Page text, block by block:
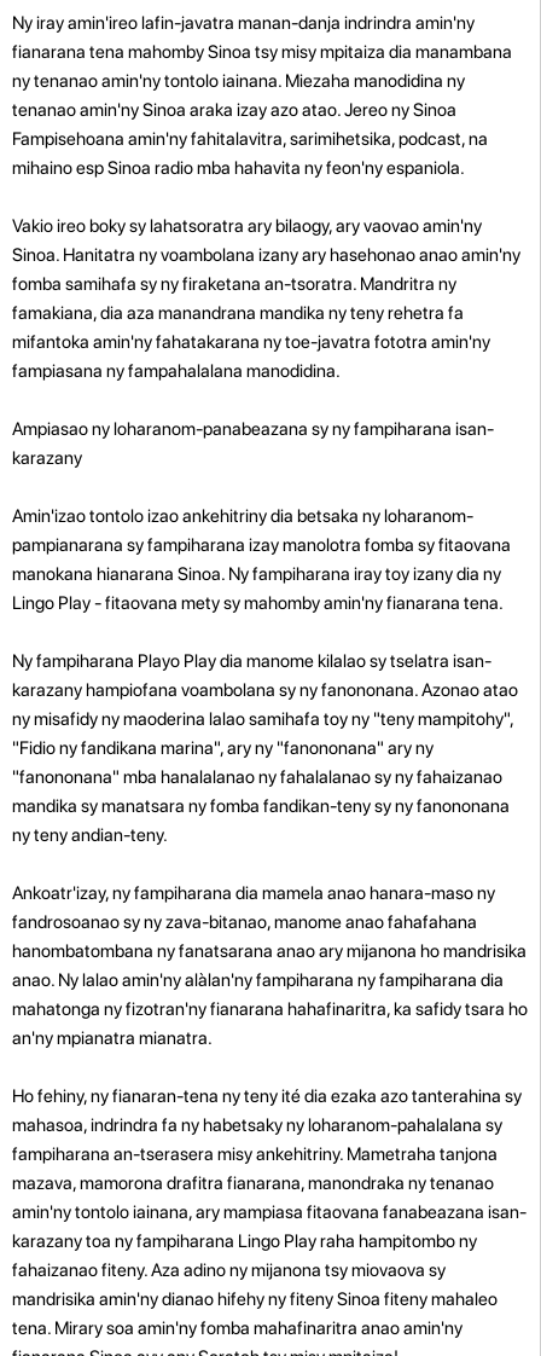
Ny iray amin'ireo lafin-javatra manan-danja indrindra amin'ny
fianarana tena mahomby Sinoa tsy misy mpitaiza dia manambana
ny tenanao amin'ny tontolo iainana. Miezaha manodidina ny
tenanao amin'ny Sinoa araka izay azo atao. Jereo ny Sinoa
Fampisehoana amin'ny fahitalavitra, sarimihetsika, podcast, na
mihaino esp Sinoa radio mba hahavita ny feon'ny espaniola.
Vakio ireo boky sy lahatsoratra ary bilaogy, ary vaovao amin'ny
Sinoa. Hanitatra ny voambolana izany ary hasehonao anao amin'ny
fomba samihafa sy ny firaketana an-tsoratra. Mandritra ny
famakiana, dia aza manandrana mandika ny teny rehetra fa
mifantoka amin'ny fahatakarana ny toe-javatra fototra amin'ny
fampiasana ny fampahalalana manodidina.
Ampiasao ny loharanom-panabeazana sy ny fampiharana isan-
karazany
Amin'izao tontolo izao ankehitriny dia betsaka ny loharanom-
pampianarana sy fampiharana izay manolotra fomba sy fitaovana
manokana hianarana Sinoa. Ny fampiharana iray toy izany dia ny
Lingo Play - fitaovana mety sy mahomby amin'ny fianarana tena.
Ny fampiharana Playo Play dia manome kilalao sy tselatra isan-
karazany hampiofana voambolana sy ny fanononana. Azonao atao
ny misafidy ny maoderina lalao samihafa toy ny "teny mampitohy",
"Fidio ny fandikana marina", ary ny "fanononana" ary ny
"fanononana" mba hanalalanao ny fahalalanao sy ny fahaizanao
mandika sy manatsara ny fomba fandikan-teny sy ny fanononana
ny teny andian-teny.
Ankoatr'izay, ny fampiharana dia mamela anao hanara-maso ny
fandrosoanao sy ny zava-bitanao, manome anao fahafahana
hanombatombana ny fanatsarana anao ary mijanona ho mandrisika
anao. Ny lalao amin'ny alàlan'ny fampiharana ny fampiharana dia
mahatonga ny fizotran'ny fianarana hahafinaritra, ka safidy tsara ho
an'ny mpianatra mianatra.
Ho fehiny, ny fianaran-tena ny teny ité dia ezaka azo tanterahina sy
mahasoa, indrindra fa ny habetsaky ny loharanom-pahalalana sy
fampiharana an-tserasera misy ankehitriny. Mametraha tanjona
mazava, mamorona drafitra fianarana, manondraka ny tenanao
amin'ny tontolo iainana, ary mampiasa fitaovana fanabeazana isan-
karazany toa ny fampiharana Lingo Play raha hampitombo ny
fahaizanao fiteny. Aza adino ny mijanona tsy miovaova sy
mandrisika amin'ny dianao hifehy ny fiteny Sinoa fiteny mahaleo
tena. Mirary soa amin'ny fomba mahafinaritra anao amin'ny